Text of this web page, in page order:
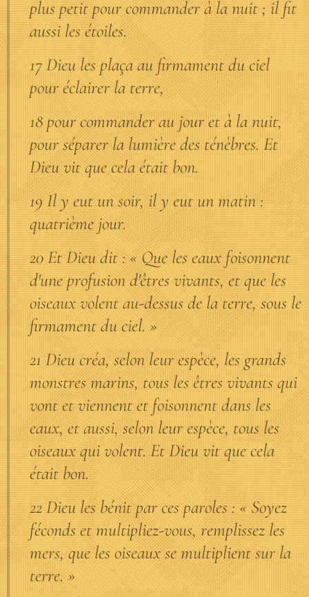
plus petit pour commander à la nuit ; il fit
aussi les étoiles.
17 Dieu les plaça au firmament du ciel
pour éclairer la terre,
18 pour commander au jour et à la nuit,
pour séparer la lumière des ténèbres. Et
Dieu vit que cela était bon.
19 Il y eut un soir, il y eut un matin :
quatrième jour.
20 Et Dieu dit : « Que les eaux foisonnent
d'une profusion d'êtres vivants, et que les
oiseaux volent au-dessus de la terre, sous le
firmament du ciel. »
21 Dieu créa, selon leur espèce, les grands
monstres marins, tous les êtres vivants qui
vont et viennent et foisonnent dans les
eaux, et aussi, selon leur espèce, tous les
oiseaux qui volent. Et Dieu vit que cela
était bon.
22 Dieu les bénit par ces paroles : « Soyez
féconds et multipliez-vous, remplissez les
mers, que les oiseaux se multiplient sur la
terre. »